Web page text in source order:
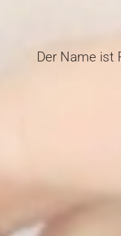
Der Name ist